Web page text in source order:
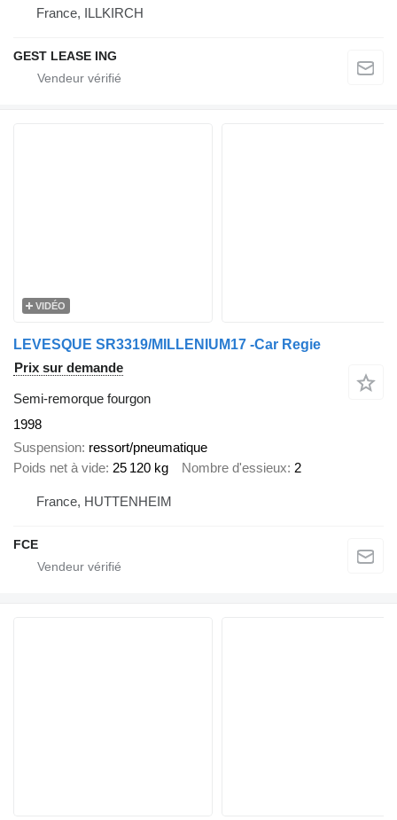
France, ILLKIRCH
GEST LEASE ING
VIDÉO
LEVESQUE SR3319/MILLENIUM17 -Car Regie
Prix sur demande
Semi-remorque fourgon
1998
Suspension ressort/pneumatique
Poids net à vide 25 120 kg Nombre d'essieux 2
France, HUTTENHEIM
FCE